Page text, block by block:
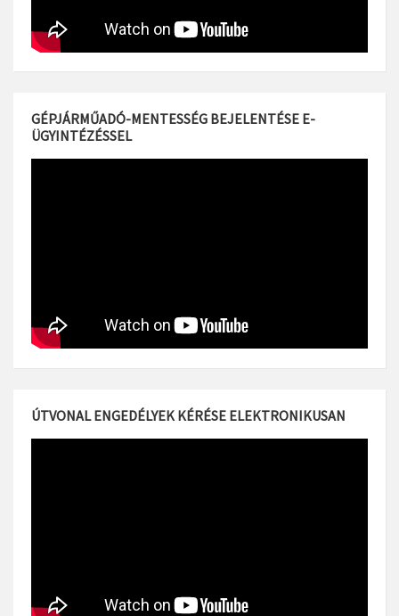
GÉPJÁRMŰADÓ-MENTESSÉG BEJELENTÉSE E-
ÜGYINTÉZÉSSEL
ÚTVONAL ENGEDÉLYEK KÉRÉSE ELEKTRONIKUSAN